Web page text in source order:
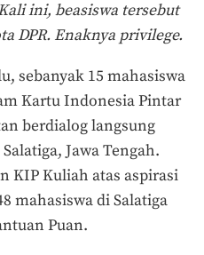
ini, beasiswa tersebut
DPR. Enaknya privilege.
sebanyak 15 mahasiswa
Kartu Indonesia Pintar
berdialog langsung
Jawa Tengah.
KIP Kuliah atas aspirasi
mahasiswa di Salatiga
Puan.